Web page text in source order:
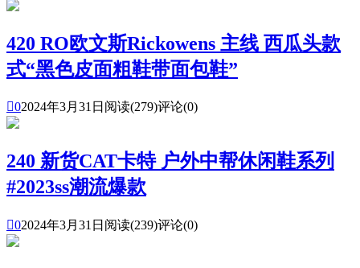
420 RO欧文斯Rickowens 主线 西瓜头款
式“黑色皮面粗鞋带面包鞋”
02024年3月31日 阅读(279)评论(0)
240 新货CAT卡特 户外中帮休闲鞋系列
#2023ss潮流爆款
02024年3月31日 阅读(239)评论(0)